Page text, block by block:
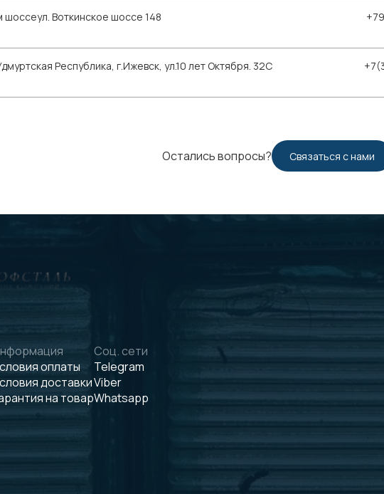
шоссеул. Воткинское шоссе 148
Республика, г.Ижевск, ул.10 лет Октября. 32С
Остались вопросы? Связаться с нами
оплаты
доставки
на товар
Соц. сети
Telegram
Viber
Whatsapp